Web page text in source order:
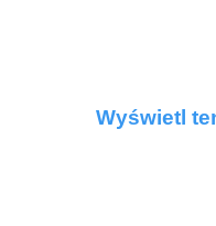
Wyświetl